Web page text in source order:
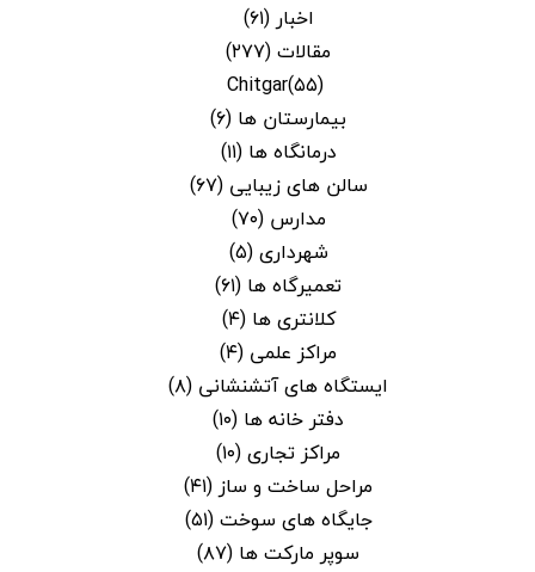
اخبار(۶۱)
مقالات(۲۷۷)
Chitgar(۵۵)
بیمارستان ها (۶)
درمانگاه ها (۱۱)
سالن های زیبایی (۶۷)
مدارس (۷۰)
شهرداری(۵)
تعمیرگاه ها (۶۱)
کلانتری ها (۴)
مراکز علمی (۴)
ایستگاه های آتشنشانی (۸)
دفتر خانه ها (۱۰)
مراکز تجاری(۱۰)
مراحل ساخت و ساز(۴۱)
جایگاه های سوخت(۵۱)
سوپر مارکت ها (۸۷)